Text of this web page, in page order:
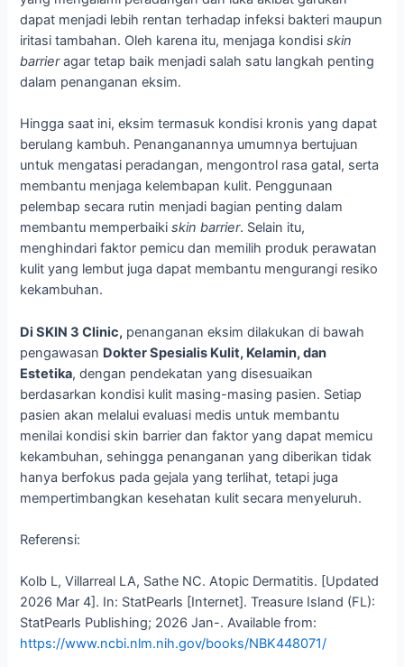
dapat menjadi lebih rentan terhadap infeksi bakteri maupun
iritasi tambahan. Oleh karena itu, menjaga kondisiskin
barrieragar tetap baik menjadi salah satu langkah penting
dalam penanganan eksim.
Hingga saat ini, eksim termasuk kondisi kronis yang dapat
berulang kambuh. Penanganannya umumnya bertujuan
untuk mengatasi peradangan, mengontrol rasa gatal, serta
membantu menjaga kelembapan kulit. Penggunaan
pelembap secara rutin menjadi bagian penting dalam
membantu memperbaikiskin barrier. Selain itu,
menghindari faktor pemicu dan memilih produk perawatan
kulit yang lembut juga dapat membantu mengurangi resiko
kekambuhan.
Di SKIN 3 Clinic, penanganan eksim dilakukan di bawah
pengawasan Dokter Spesialis Kulit, Kelamin, dan
Estetika, dengan pendekatan yang disesuaikan
berdasarkan kondisi kulit masing-masing pasien. Setiap
pasien akan melalui evaluasi medis untuk membantu
menilai kondisi skin barrier dan faktor yang dapat memicu
kekambuhan, sehingga penanganan yang diberikan tidak
hanya berfokus pada gejala yang terlihat, tetapi juga
mempertimbangkan kesehatan kulit secara menyeluruh.
Referensi:
Kolb L, Villarreal LA, Sathe NC. Atopic Dermatitis. [Updated
2026 Mar 4]. In: StatPearls [Internet]. Treasure Island (FL):
StatPearls Publishing; 2026 Jan-. Available from:
https://www.ncbi.nlm.nih.gov/books/NBK448071/